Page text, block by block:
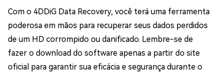
Com o 4DDiG Data Recovery, você terá uma ferramenta
poderosa em mãos para recuperar seus dados perdidos
de um HD corrompido ou danificado. Lembre-se de
fazer o download do software apenas a partir do site
oficial para garantir sua eficácia e segurança durante o